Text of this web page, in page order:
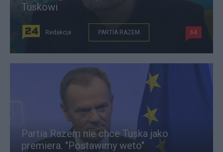
Tuskowi
Redakcja PARTIA RAZEM 64
Partia Razem nie chce Tuska jako
premiera. "Postawimy weto"